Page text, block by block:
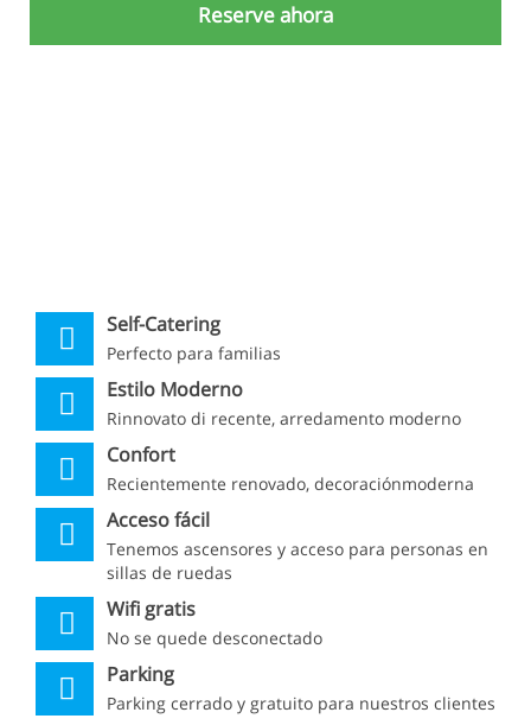
Reserve ahora
Self-Catering
Perfecto para familias
Estilo Moderno
Rinnovato di recente, arredamento moderno
Confort
Recientemente renovado, decoraciónmoderna
Acceso fácil
Tenemos ascensores y acceso para personas en
sillas de ruedas
Wifi gratis
No se quede desconectado
Parking
Parking cerrado y gratuito para nuestros clientes